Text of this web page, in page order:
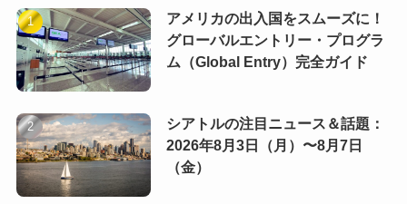
アメリカの出入国をスムーズに！
グローバルエントリー・プログラ
ム（Global Entry）完全ガイド
シアトルの注目ニュース＆話題：
2026年8月3日（月）〜8月7日
（金）